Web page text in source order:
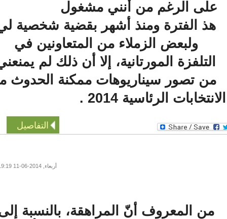
الرغم من أنني مشغول
هذ الفترة ومنذ أشهر بقضية شخصية لي
ولبعض الزملاء من المتعاونين في
التلفزة المورتانية، إلا أن ذلك لم يمنعني
من تصور سيناريوهات ممكنة الحدوث ما
الرئاسية 2014 .
التفاصيل
أربعاء, 2014-06-11 19:19
من المعروف أنّ المراهقة، بالنسبة إلى